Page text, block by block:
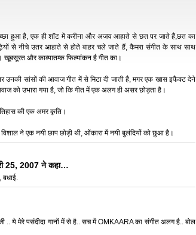
हुआ है, एक ही शॉट में करीना और अजय आहाते से छत पर जाते हैं,छत का
से नीचे उतर आहाते से होते बाहर चले जाते हैं, कैमरा संगीत के साथ साथ
खूबसूरत और काव्यातम्क फिल्मांकन है गीत का।
उनकी सांसों की आवाज गीत में से मिटा दी जाती है, मगर एक खास इफैक्ट देने
को उभारा गया है, जो कि गीत में एक अलग ही असर छोड़ता है।
की एक अमर कृति।
ने एक नयी छाप छोड़ी थी, ओंकारा में नयी बुलंदियों को छुआ है।
25, 2007 ने कहा…
.. ये मेरे पसंदीदा गानों में से है.. सच में OMKAARA का संगीत अलग है.. बोल